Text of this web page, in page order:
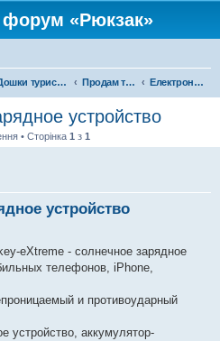
форум «Рюкзак»
Дошки туристичних оголошень Продам туристичне спорядження Електроніка
устройство
• Сторінка 1 з 1
устройство
eXtreme - солнечное зарядное
телефонов, iPhone,
и противоударный
устройство, аккумулятор-